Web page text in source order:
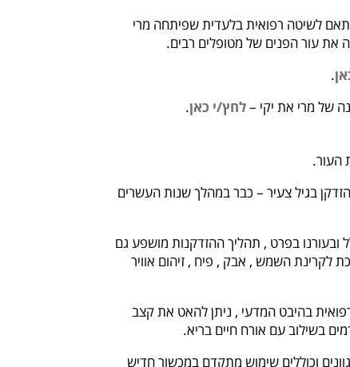
עור אקנתי תוך 60 ימים בהתאם לשיטה רפואית בלעדית שפיתחה מרי
את עור הפנים של מטופלים רבים.
.
של מרי את יקי –לחץ/י כאן.
העור.
בגיל צעיר – כבר במהלך שנות העשרים
ובעורנו בפרט , תהליך ההזדקנות מושפע גם
לקרינת השמש , אבק , פיח , זיהום אוויר
בהיבט המדעי , ניתן להאט את קצב
בשילוב עם אורח חיים בריא.
וכוללים שימוש מתקדם במכשור חדיש